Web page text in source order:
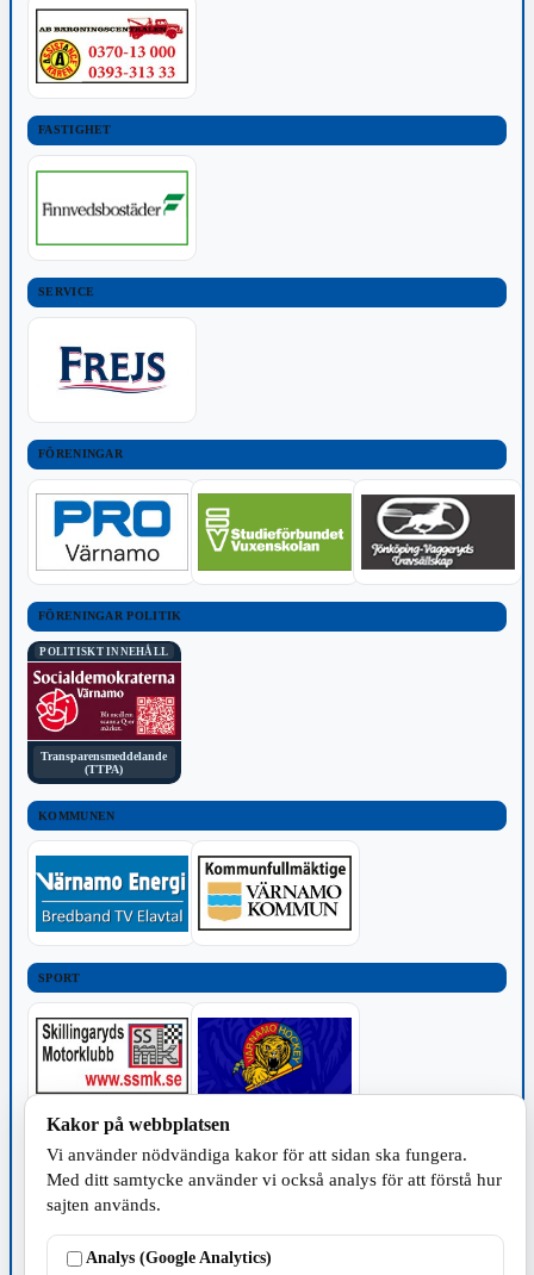
FASTIGHET
SERVICE
FÖRENINGAR
FÖRENINGAR POLITIK
POLITISKT INNEHÅLL
Transparensmeddelande
(TTPA)
KOMMUNEN
SPORT
Kakor på webbplatsen
Vi använder nödvändiga kakor för att sidan ska fungera.
Med ditt samtycke använder vi också analys för att förstå hur
sajten används.
Analys (Google Analytics)